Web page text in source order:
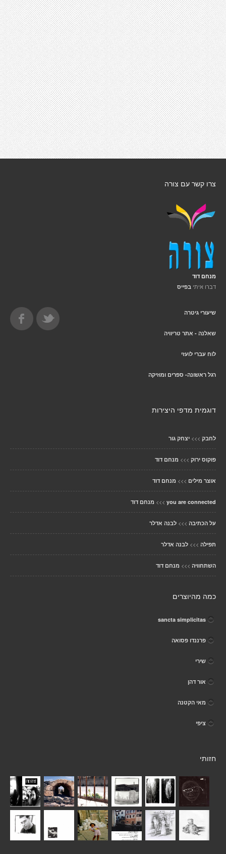
צרו קשר עם צורה
מנחם דוד
דברו איתי בפייס
שיעורי גיטרה
שאלנה - אתר טריוויה
לוח עברי לועזי
רגל ראשונה- ספרים ומוזיקה
דוגמית מדפי היצירות
לחבק >>> יצחק גור
פוקוס ירוק >>> מנחם דוד
אוצר מילים >>> מנחם דוד
you are connected
>>> מנחם דוד
על הכתיבה >>> לבנה אדלר
תפילה >>> לבנה אדלר
השתחוויה >>> מנחם דוד
כמה מהיוצרים
sancta simplicitas
פרננדו פסואה
שירי
אור דהן
מאי הקטנה
ציפי
חזותי